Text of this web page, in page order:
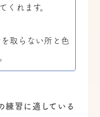
くれます。
取らない所と色
習に適している